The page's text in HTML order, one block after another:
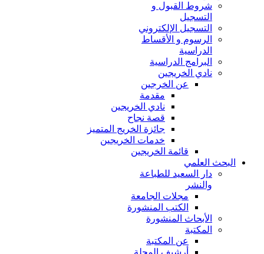
شروط القبول و
التسجيل
التسجيل الإلكتروني
الرسوم و الأقساط
الدراسية
البرامج الدراسية
نادي الخريجين
عن الخرجين
مقدمة
نادي الخريجين
قصة نجاح
جائزة الخريج المتميز
خدمات الخريجين
قائمة الخريجين
البحث العلمي
دار السعيد للطباعة
والنشر
مجلات الجامعة
الكتب المنشورة
الأبحاث المنشورة
المكتبة
عن المكتبة
أرشيف المجلة